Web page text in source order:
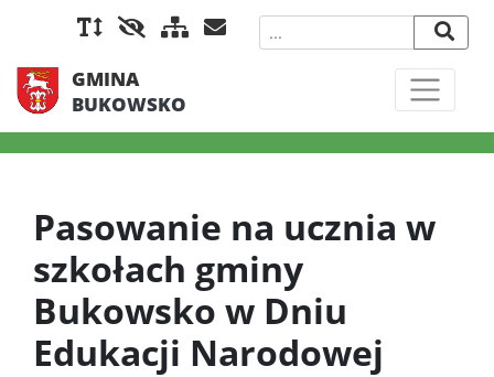
GMINA
BUKOWSKO
Pasowanie na ucznia w
szkołach gminy
Bukowsko w Dniu
Edukacji Narodowej